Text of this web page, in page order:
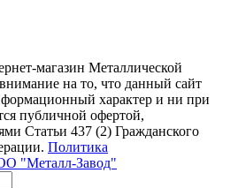
магазин Металлической
на то, что данный сайт
характер и ни при
публичной офертой,
Статьи 437 (2) Гражданского
Политика
"Металл-Завод"